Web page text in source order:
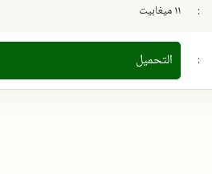
: ١١ ميغابيت
: التحميل